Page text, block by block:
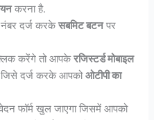
करना है.
दर्ज करकेसबमिट बटनपर
करेंगे तो आपकेरजिस्टर्ड मोबाइल
जिसे दर्ज करके आपकोओटीपी का
फॉर्म खुल जाएगा जिसमें आपको